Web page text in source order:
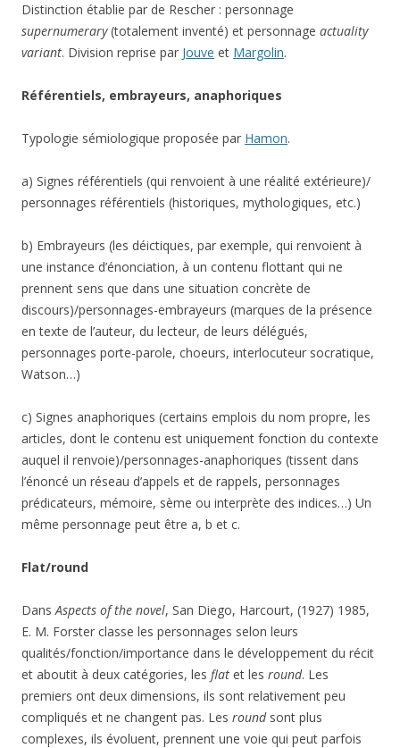
Distinction établie par de Rescher : personnage
supernumerary(totalement inventé) et personnage actuality
variant. Division reprise par Jouve et Margolin.
Référentiels, embrayeurs, anaphoriques
Typologie sémiologique proposée par Hamon.
a) Signes référentiels (qui renvoient à une réalité extérieure)/
personnages référentiels (historiques, mythologiques, etc.)
b) Embrayeurs (les déictiques, par exemple, qui renvoient à
une instance d’énonciation, à un contenu flottant qui ne
prennent sens que dans une situation concrète de
discours)/personnages-embrayeurs (marques de la présence
en texte de l’auteur, du lecteur, de leurs délégués,
personnages porte-parole, choeurs, interlocuteur socratique,
Watson…)
c) Signes anaphoriques (certains emplois du nom propre, les
articles, dont le contenu est uniquement fonction du contexte
auquel il renvoie)/personnages-anaphoriques (tissent dans
l’énoncé un réseau d’appels et de rappels, personnages
prédicateurs, mémoire, sème ou interprète des indices…) Un
même personnage peut être a, b et c.
Flat/round
DansAspects of the novel, San Diego, Harcourt, (1927) 1985,
E. M. Forster classe les personnages selon leurs
qualités/fonction/importance dans le développement du récit
et aboutit à deux catégories, les flat et les round. Les
premiers ont deux dimensions, ils sont relativement peu
compliqués et ne changent pas. Les roundsont plus
complexes, ils évoluent, prennent une voie qui peut parfois